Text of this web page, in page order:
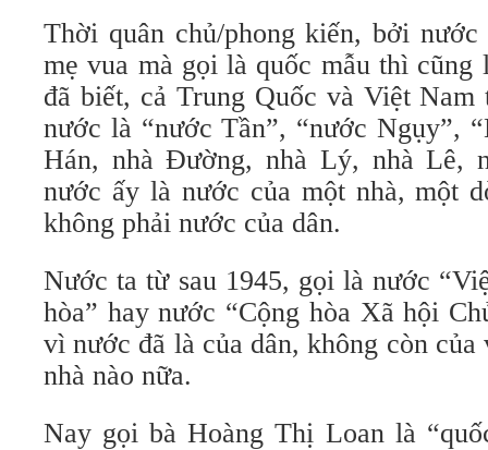
Thời quân chủ/phong kiến, bởi
mẹ vua mà gọi là quốc mẫu thì
đã biết, cả Trung Quốc và Việt
nước là “nước Tần”, “nước Ngụy”,
Hán, nhà Đường, nhà Lý, nhà Lê,
nước ấy là nước của một nhà, một
không phải nước của dân.
Nước ta từ sau 1945, gọi là nước
hòa” hay nước “Cộng hòa Xã hội
vì nước đã là của dân, không còn của
nhà nào nữa.
Nay gọi bà Hoàng Thị Loan là